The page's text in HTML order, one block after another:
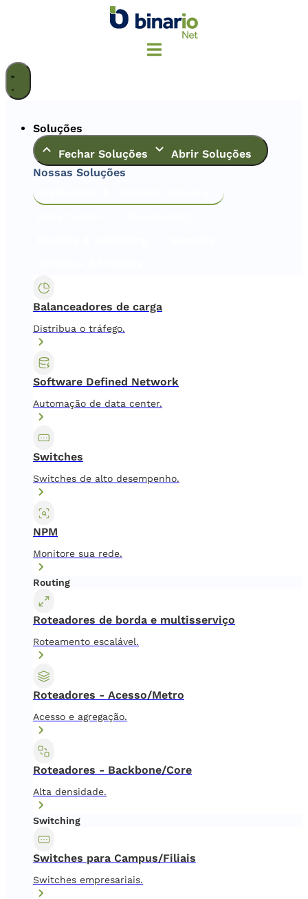
Soluções
Fechar Soluções
Abrir Soluções
Nossas Soluções
Balanceadores de carga
Distribua o tráfego.
Software Defined Network
Automação de data center.
Switches
Switches de alto desempenho.
NPM
Monitore sua rede.
Routing
Roteadores de borda e multisserviço
Roteamento escalável.
Roteadores - Acesso/Metro
Acesso e agregação.
Roteadores - Backbone/Core
Alta densidade.
Switching
Switches para Campus/Filiais
Switches empresariais.